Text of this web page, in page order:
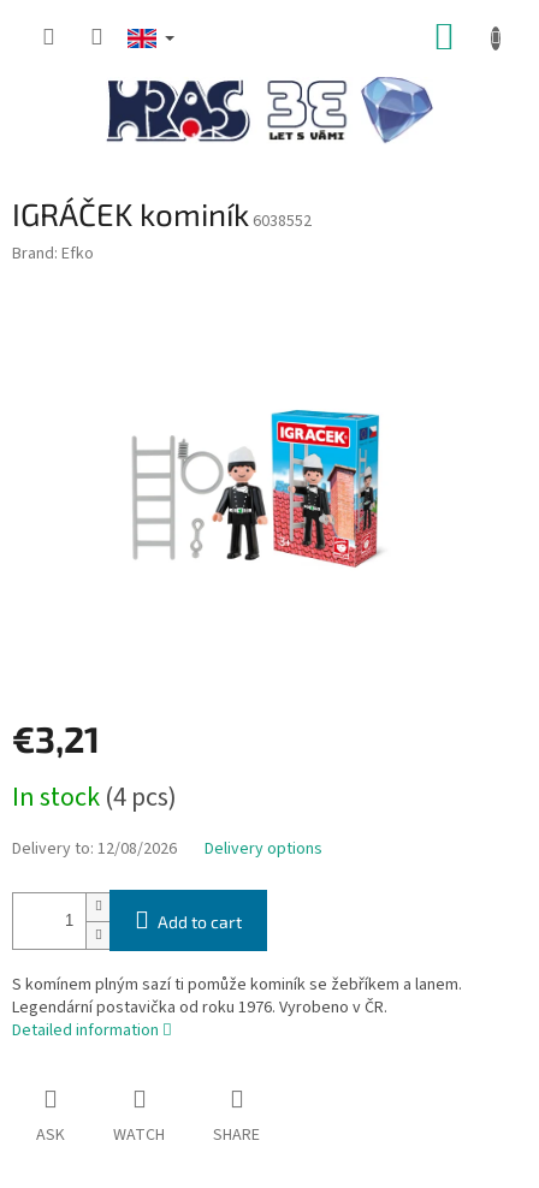
IGRÁČEK kominík 6038552
Brand: Efko
€3,21
price:
In stock(4 pcs)
Delivery to: 12/08/2026 Delivery options
Add to cart
S komínem plným sazí ti pomůže kominík se žebříkem a lanem.
Legendární postavička od roku 1976. Vyrobeno v ČR.
Detailed information
ASK WATCH SHARE